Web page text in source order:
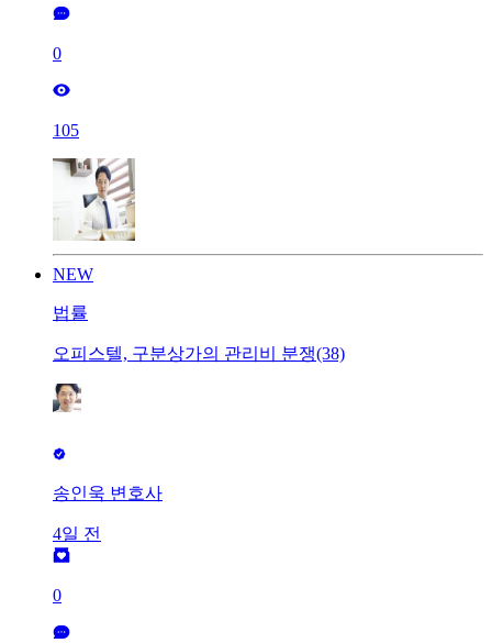
0
105
NEW
법률
오피스텔, 구분상가의 관리비 분쟁(38)
송인욱 변호사
4일 전
0